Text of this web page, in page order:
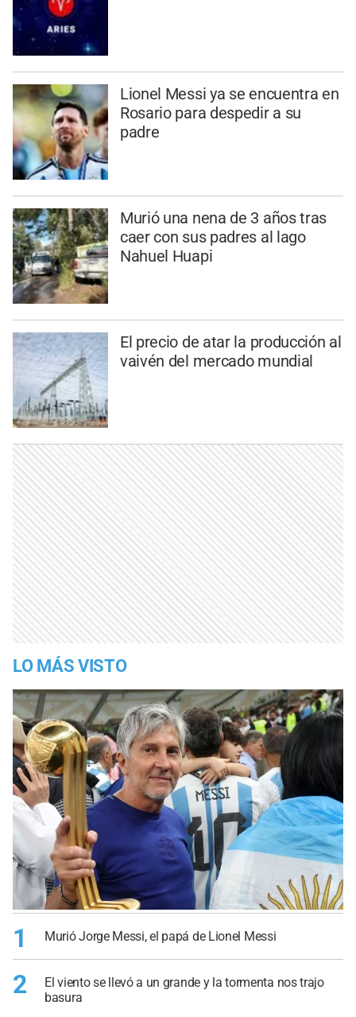
Lionel Messi ya se encuentra en
Rosario para despedir a su
padre
Murió una nena de 3 años tras
caer con sus padres al lago
Nahuel Huapi
El precio de atar la producción al
vaivén del mercado mundial
LO MÁS VISTO
1 Murió Jorge Messi, el papá de Lionel Messi
2
El viento se llevó a un grande y la tormenta nos trajo
basura